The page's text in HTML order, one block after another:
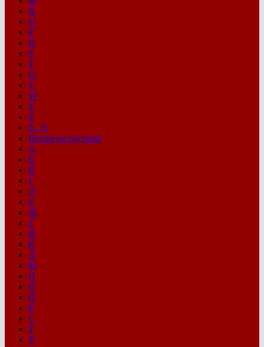
N
O
P
R
S
T
U
V
W
Y
Z
0…9
Песни на русском
А
Б
В
Г
Д
Е
Ж
З
И
К
Л
М
Н
О
П
Р
С
Т
У